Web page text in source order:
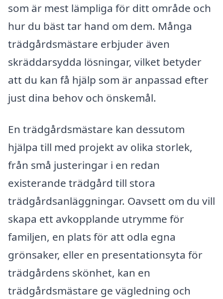
som är mest lämpliga för ditt område och
hur du bäst tar hand om dem. Många
trädgårdsmästare erbjuder även
skräddarsydda lösningar, vilket betyder
att du kan få hjälp som är anpassad efter
just dina behov och önskemål.
En trädgårdsmästare kan dessutom
hjälpa till med projekt av olika storlek,
från små justeringar i en redan
existerande trädgård till stora
trädgårdsanläggningar. Oavsett om du vill
skapa ett avkopplande utrymme för
familjen, en plats för att odla egna
grönsaker, eller en presentationsyta för
trädgårdens skönhet, kan en
trädgårdsmästare ge vägledning och